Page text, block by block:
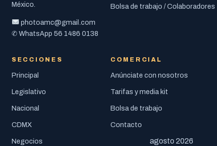
México.
photoamc@gmail.com
✆ WhatsApp 56 1486 0138
Bolsa de trabajo / Colaboradores
SECCIONES
Principal
Legislativo
Nacional
CDMX
Negocios
COMERCIAL
Anúnciate con nosotros
Tarifas y media kit
Bolsa de trabajo
Contacto
agosto 2026